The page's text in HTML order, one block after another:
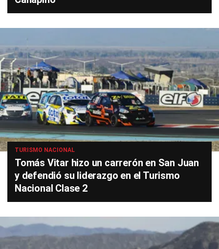
TURISMO NACIONAL
Tomás Vitar hizo un carrerón en San Juan
y defendió su liderazgo en el Turismo
Nacional Clase 2